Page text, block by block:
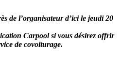
de l’organisateur d’ici le jeudi 20
Carpool si vous désirez offrir
de covoiturage.